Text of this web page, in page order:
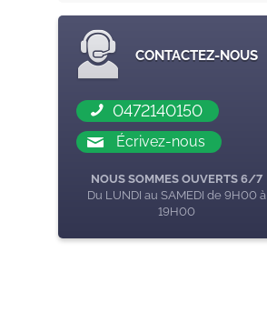
CONTACTEZ-NOUS
0472140150
Écrivez-nous
NOUS SOMMES OUVERTS 6/7
Du LUNDI au SAMEDI de 9H00 à
19H00